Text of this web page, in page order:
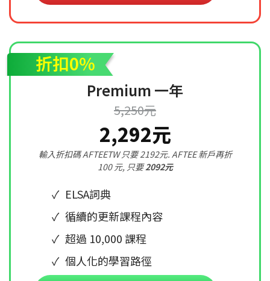
折扣0%
Premium 一年
5,250元
2,292元
輸入折扣碼 AFTEETW 只要 2192元. AFTEE 新戶再折
100 元, 只要2092元
ELSA詞典
循續的更新課程內容
超過 10,000 課程
個人化的學習路徑